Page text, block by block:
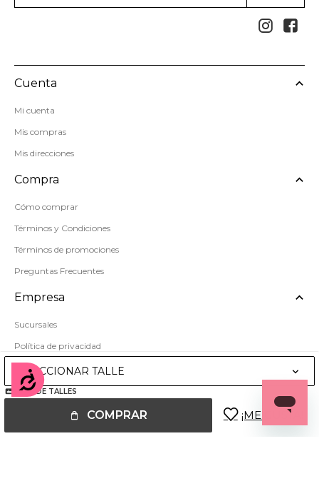
Accesibilidad
SELECCIONAR TALLE
GUÍA DE TALLES
COMPRAR
 
Cuenta
Mi cuenta
Mis compras
Mis direcciones
Compra
Cómo comprar
Términos y Condiciones
Términos de promociones
Preguntas Frecuentes
Empresa
Sucursales
Política de privacidad
Mapa del sitio